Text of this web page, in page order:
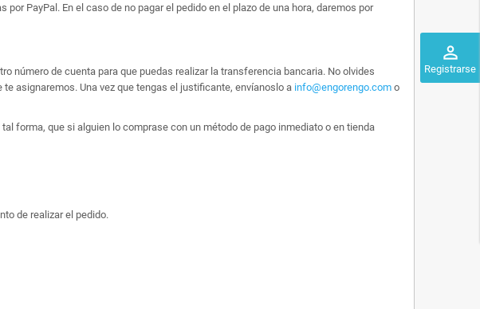
perm_identity
Registrarse
PayPal. En el caso de no pagar el pedido en el plazo de una hora, daremos por
número de cuenta para que puedas realizar la transferencia bancaria. No olvides
asignaremos. Una vez que tengas el justificante, envíanoslo a info@engorengo.com o
forma, que si alguien lo comprase con un método de pago inmediato o en tienda
de realizar el pedido.